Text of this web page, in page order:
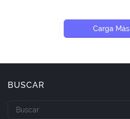
Carga Más
BUSCAR